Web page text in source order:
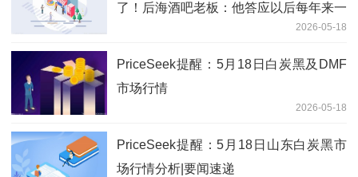
了！后海酒吧老板：他答应以后每年来一
2026-05-18
PriceSeek提醒：5月18日白炭黑及DMF
市场行情
2026-05-18
PriceSeek提醒：5月18日山东白炭黑市
场行情分析|要闻速递